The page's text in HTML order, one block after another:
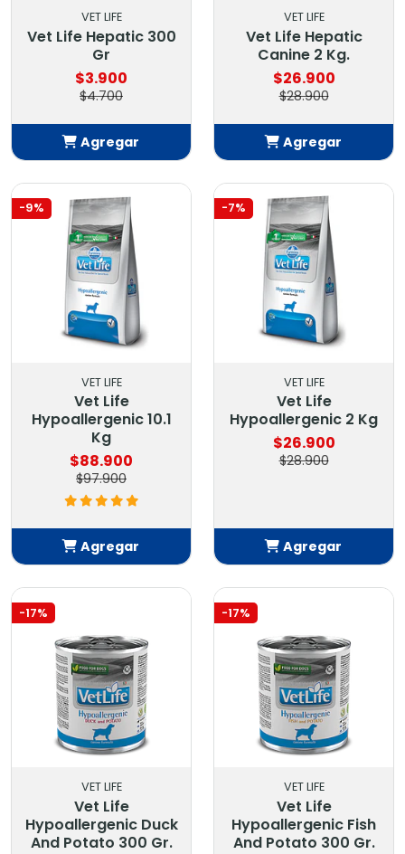
VET LIFE
Vet Life Hepatic 300
Gr
$3.900
$4.700
Agregar
VET LIFE
Vet Life Hepatic
Canine 2 Kg.
$26.900
$28.900
Agregar
-9%
VET LIFE
Vet Life
Hypoallergenic 10.1
Kg
$88.900
$97.900
Agregar
Añadido
-7%
VET LIFE
Vet Life
Hypoallergenic 2 Kg
$26.900
$28.900
Agregar
Añadido
-17%
VET LIFE
Vet Life
Hypoallergenic Duck
And Potato 300 Gr.
-17%
VET LIFE
Vet Life
Hypoallergenic Fish
And Potato 300 Gr.